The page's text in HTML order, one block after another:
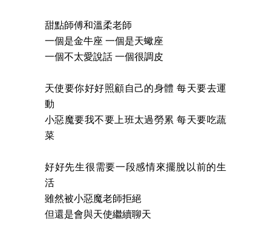
甜點師傅和溫柔老師
一個是金牛座 一個是天蠍座
一個不太愛說話 一個很調皮
天使要你好好照顧自己的身體 每天要去運
動
小惡魔要我不要上班太過勞累 每天要吃蔬
菜
好好先生很需要一段感情來擺脫以前的生
活
雖然被小惡魔老師拒絕
但還是會與天使繼續聊天